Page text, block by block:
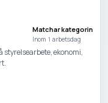
Matchar kategorin
Inom 1 arbetsdag
ekonomi,